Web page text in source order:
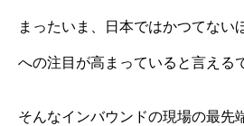
まったいま、日本ではかつてない
への注目が高まっていると言える
そんなインバウンドの現場の最先